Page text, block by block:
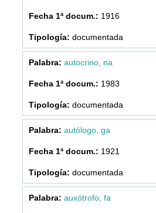
1916
documentada
autocrino, na
1983
documentada
autólogo, ga
1921
documentada
auxótrofo, fa